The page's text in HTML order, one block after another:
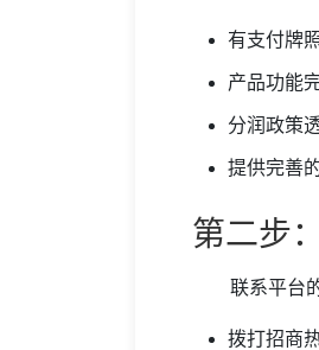
有支付牌
产品功能
分润政策
提供完善
第二步
联系平台
拨打招商